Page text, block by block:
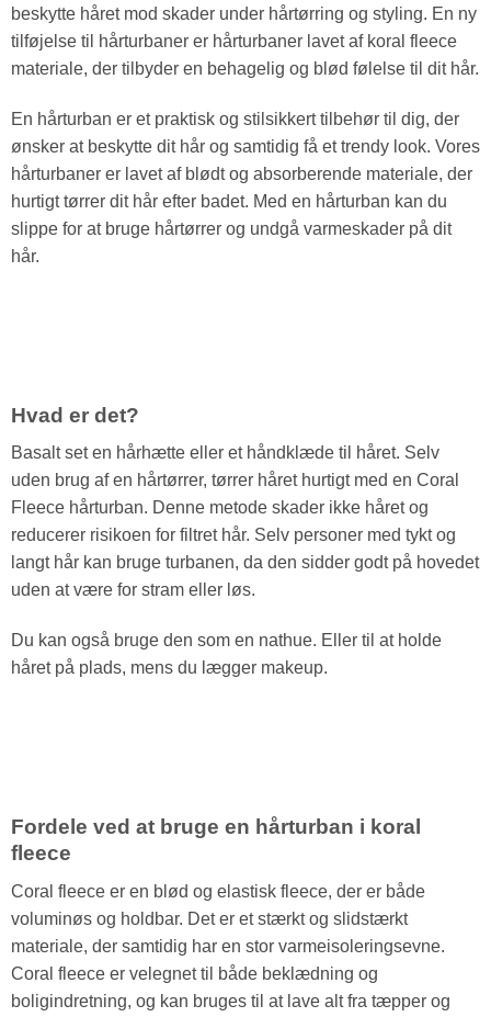
beskytte håret mod skader under hårtørring og styling. En ny
tilføjelse til hårturbaner er hårturbaner lavet af koral fleece
materiale, der tilbyder en behagelig og blød følelse til dit hår.
En hårturban er et praktisk og stilsikkert tilbehør til dig, der
ønsker at beskytte dit hår og samtidig få et trendy look. Vores
hårturbaner er lavet af blødt og absorberende materiale, der
hurtigt tørrer dit hår efter badet. Med en hårturban kan du
slippe for at bruge hårtørrer og undgå varmeskader på dit
hår.
Hvad er det?
Basalt set en hårhætte eller et håndklæde til håret. Selv
uden brug af en hårtørrer, tørrer håret hurtigt med en Coral
Fleece hårturban. Denne metode skader ikke håret og
reducerer risikoen for filtret hår. Selv personer med tykt og
langt hår kan bruge turbanen, da den sidder godt på hovedet
uden at være for stram eller løs.
Du kan også bruge den som en nathue. Eller til at holde
håret på plads, mens du lægger makeup.
Fordele ved at bruge en hårturban i koral
fleece
Coral fleece er en blød og elastisk fleece, der er både
voluminøs og holdbar. Det er et stærkt og slidstærkt
materiale, der samtidig har en stor varmeisoleringsevne.
Coral fleece er velegnet til både beklædning og
boligindretning, og kan bruges til at lave alt fra tæpper og